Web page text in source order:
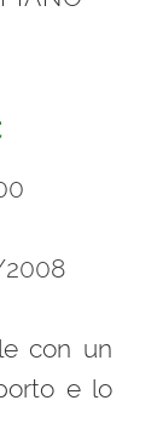
Il
attuale
2008
con un
e lo